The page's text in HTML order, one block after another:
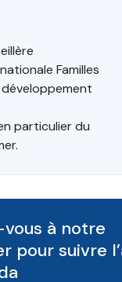
Familles
particulier du
à notre
pour suivre